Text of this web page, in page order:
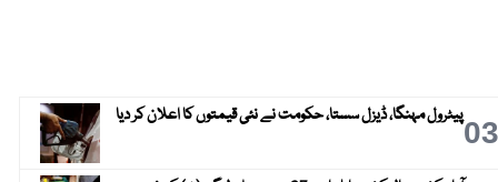
03پیٹرول مہنگا، ڈیزل سستا، حکومت نے نئی قیمتوں کا اعلان کر دیا